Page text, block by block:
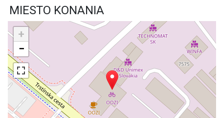
MIESTO KONANIA
+
−